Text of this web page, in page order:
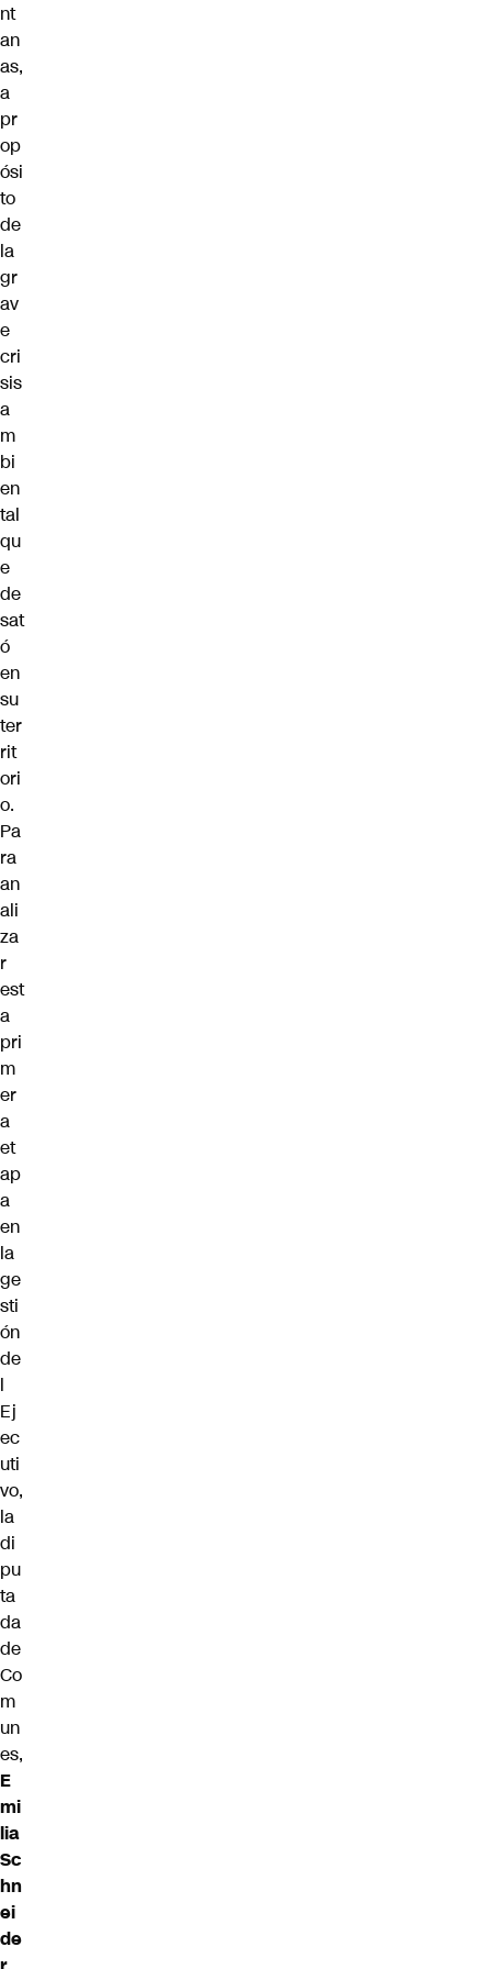
nt
an
as,
a
pr
op
ósi
to
de
la
gr
av
e
cri
sis
a
m
bi
en
tal
qu
e
de
sat
ó
en
su
ter
rit
ori
o.
Pa
ra
an
ali
za
r
est
a
pri
m
er
a
et
ap
a
en
la
ge
sti
ón
de
l
Ej
ec
uti
vo,
la
di
pu
ta
da
de
Co
m
un
es,
E
mi
lia
Sc
hn
ei
de